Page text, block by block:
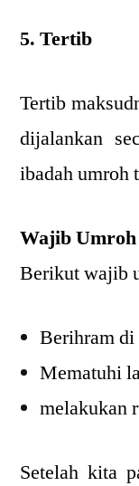
5. Tertib
Tertib
dijalankan
ibadah umroh
Wajib Umroh
Berikut wajib
Berihram
Mematuhi
melakukan
Setelah kita